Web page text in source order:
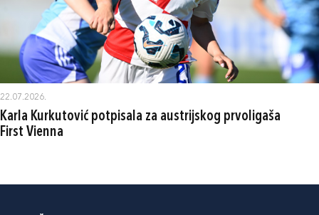
22.07.2026.
Karla Kurkutović potpisala za austrijskog prvoligaša
First Vienna